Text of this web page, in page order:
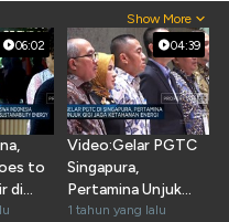
Show More
06:02
to
di
04:39
Video:Gelar PGTC
Singapura,
Pertamina Unjuk
Gigi Jaga Ketahanan
1 tahun yang lalu